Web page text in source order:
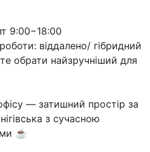
9:00−18:00
віддалено/ гібридний
обрати найзручніший для
— затишний простір за
з сучасною
☕